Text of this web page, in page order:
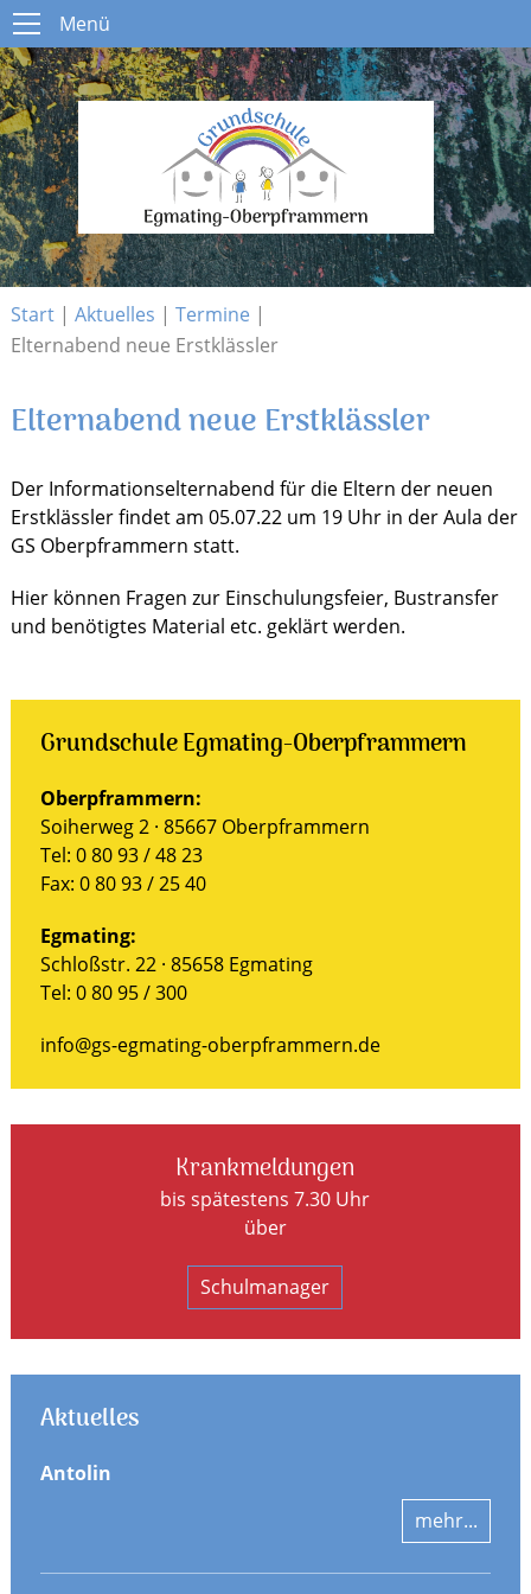
Start
Schule
Open submenu
Aktuelles
Open submenu
Infos
Open submenu
Kontakt
Menü
Start| Aktuelles | Termine |
Elternabend neue Erstklässler
Elternabend neue Erstklässler
Der Informationselternabend für die Eltern der neuen
Erstklässler findet am 05.07.22 um 19 Uhr in der Aula der
GS Oberpframmern statt.
Hier können Fragen zur Einschulungsfeier, Bustransfer
und benötigtes Material etc. geklärt werden.
Grundschule Egmating-Oberpframmern
Oberpframmern:
Soiherweg 2 · 85667 Oberpframmern
Tel: 0 80 93 / 48 23
Fax: 0 80 93 / 25 40
Egmating:
Schloßstr. 22 · 85658 Egmating
Tel: 0 80 95 / 300
info@gs-egmating-oberpframmern.de
Krankmeldungen
bis spätestens 7.30 Uhr
über
Schulmanager
Aktuelles
Antolin
mehr...